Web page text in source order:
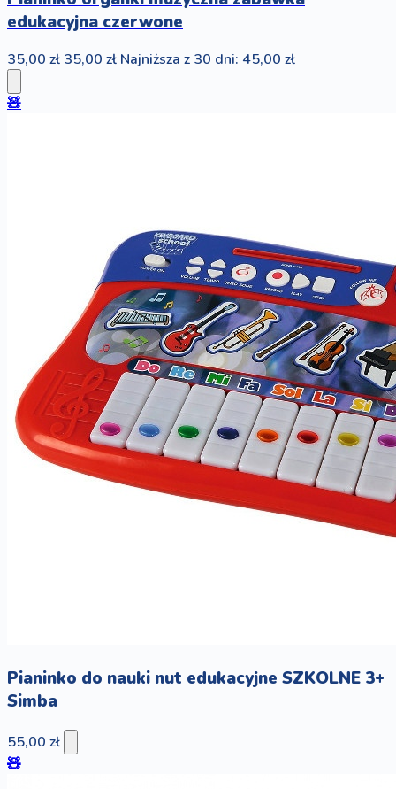
edukacyjna czerwone
35,00 zł 35,00 zł Najniższa z 30 dni: 45,00 zł
🧸
Pianinko do nauki nut edukacyjne SZKOLNE 3+
Simba
55,00 zł
🧸